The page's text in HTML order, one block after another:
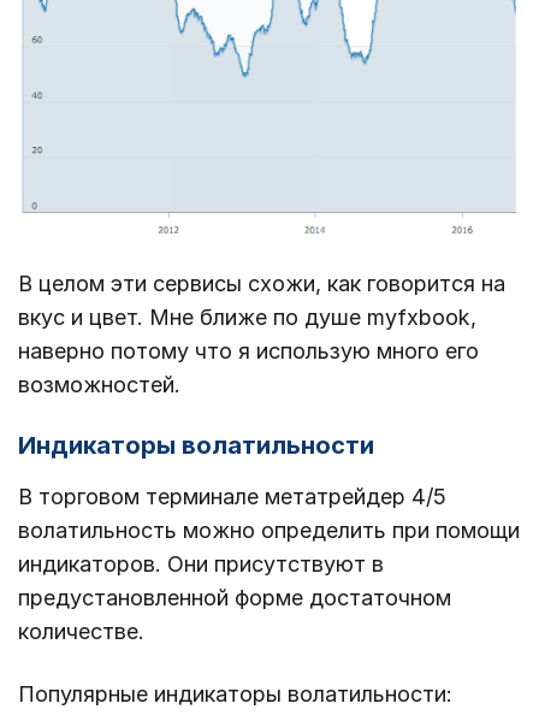
В целом эти сервисы схожи, как говорится на
вкус и цвет. Мне ближе по душе myfxbook,
наверно потому что я использую много его
возможностей.
Индикаторы волатильности
В торговом терминале метатрейдер 4/5
волатильность можно определить при помощи
индикаторов. Они присутствуют в
предустановленной форме достаточном
количестве.
Популярные индикаторы волатильности: